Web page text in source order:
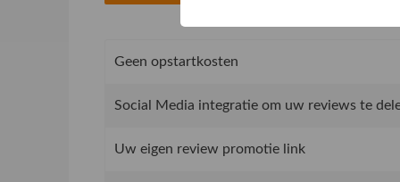
Geen opstartkosten
Social Media integratie om uw reviews te
Uw eigen review promotie link